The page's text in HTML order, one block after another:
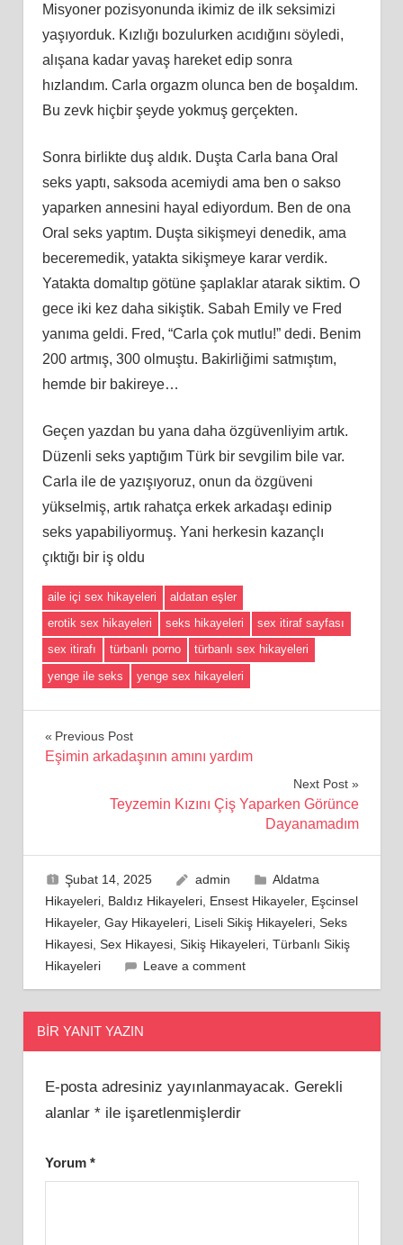
Misyoner pozisyonunda ikimiz de ilk seksimizi
yaşıyorduk. Kızlığı bozulurken acıdığını söyledi,
alışana kadar yavaş hareket edip sonra
hızlandım. Carla orgazm olunca ben de boşaldım.
Bu zevk hiçbir şeyde yokmuş gerçekten.
Sonra birlikte duş aldık. Duşta Carla bana Oral
seks yaptı, saksoda acemiydi ama ben o sakso
yaparken annesini hayal ediyordum. Ben de ona
Oral seks yaptım. Duşta sikişmeyi denedik, ama
beceremedik, yatakta sikişmeye karar verdik.
Yatakta domaltıp götüne şaplaklar atarak siktim. O
gece iki kez daha sikiştik. Sabah Emily ve Fred
yanıma geldi. Fred, “Carla çok mutlu!” dedi. Benim
200 artmış, 300 olmuştu. Bakirliğimi satmıştım,
hemde bir bakireye…
Geçen yazdan bu yana daha özgüvenliyim artık.
Düzenli seks yaptığım Türk bir sevgilim bile var.
Carla ile de yazışıyoruz, onun da özgüveni
yükselmiş, artık rahatça erkek arkadaşı edinip
seks yapabiliyormuş. Yani herkesin kazançlı
çıktığı bir iş oldu
aile içi sex hikayeleri
aldatan eşler
erotik sex hikayeleri
seks hikayeleri
sex itiraf sayfası
sex itirafı
türbanlı porno
türbanlı sex hikayeleri
yenge ile seks
yenge sex hikayeleri
Yazı
Previous Post
Eşimin arkadaşının amını yardım
Next Post
Teyzemin Kızını Çiş Yaparken Görünce
Dayanamadım
Şubat 14, 2025 admin
Aldatma
Hikayeleri, Baldız Hikayeleri, Ensest Hikayeler, Eşcinsel
Hikayeler, Gay Hikayeleri, Liseli Sikiş Hikayeleri, Seks
Hikayesi, Sex Hikayesi, Sikiş Hikayeleri, Türbanlı Sikiş
Hikayeleri
Leave a comment
BIR YANIT YAZIN
E-posta adresiniz yayınlanmayacak. Gerekli
alanlar *ile işaretlenmişlerdir
Yorum *